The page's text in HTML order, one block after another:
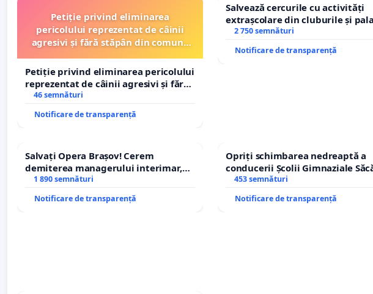
Petiție privind eliminarea
pericolului reprezentat de câinii
agresivi și fără stăpân din comuna
Petiție privind eliminarea pericolului
reprezentat de câinii agresivi și fără
stăpân din comuna Tunari
46 semnături
Notificare de transparență
Salvează cercurile cu activități
extrașcolare din cluburile și
copiilor
2 750 semnături
Notificare de transparență
Salvați Opera Brașov! Cerem
demiterea managerului interimar,
Petrean Lucian-Marius!
1 890 semnături
Notificare de transparență
Opriți schimbarea nedreaptă a
conducerii Școlii Gimnaziale
453 semnături
Notificare de transparență